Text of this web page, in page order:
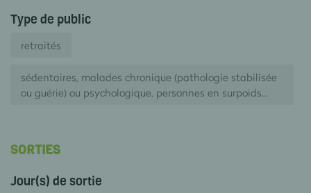
Type de public
retraités
sédentaires, malades chronique (pathologie stabilisée
ou guérie) ou psychologique, personnes en surpoids...
SORTIES
Jour(s) de sortie